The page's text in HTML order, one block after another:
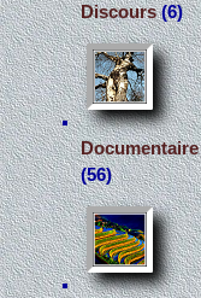
Discours(6)
Documentaire
(56)